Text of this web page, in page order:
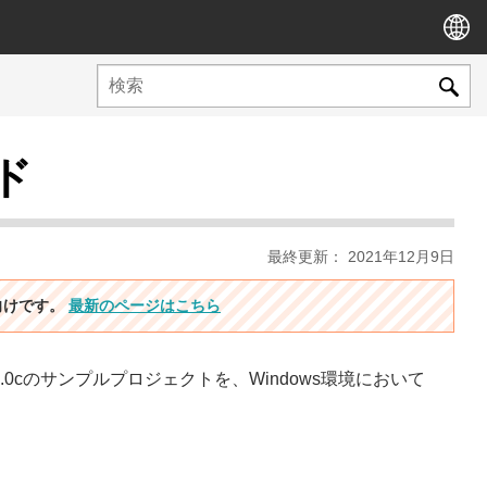
最終更新： 2021年12月9日
けです。最新のページはこちら
のサンプルプロジェクトを、Windows環境において